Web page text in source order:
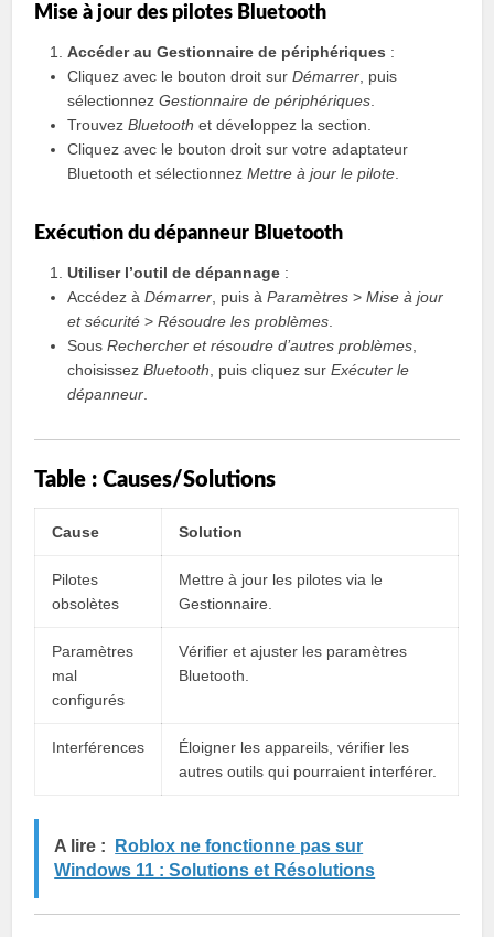
Mise à jour des pilotes Bluetooth
Accéder au Gestionnaire de périphériques :
Cliquez avec le bouton droit surDémarrer , puis
sélectionnezGestionnaire de périphériques
TrouvezBluetooth et développez la section.
Cliquez avec le bouton droit sur votre adaptateur
Bluetooth et sélectionnezMettre à jour le pilote
Exécution du dépanneur Bluetooth
Utiliser l’outil de dépannage :
Accédez àDémarrer , puis àParamètres >Mise à jour
et sécurité >Résoudre les problèmes
SousRechercher et résoudre d’autres problèmes
choisissezBluetooth , puis cliquez surExécuter le
dépanneur
Table : Causes/Solutions
Cause Solution
Pilotes
obsolètes
Mettre à jour les pilotes via le
Gestionnaire.
Paramètres
mal
configurés
Vérifier et ajuster les paramètres
Bluetooth.
Interférences
Éloigner les appareils, vérifier les
autres outils qui pourraient interférer.
A lire :
Roblox ne fonctionne pas sur
Windows 11 : Solutions et Résolutions